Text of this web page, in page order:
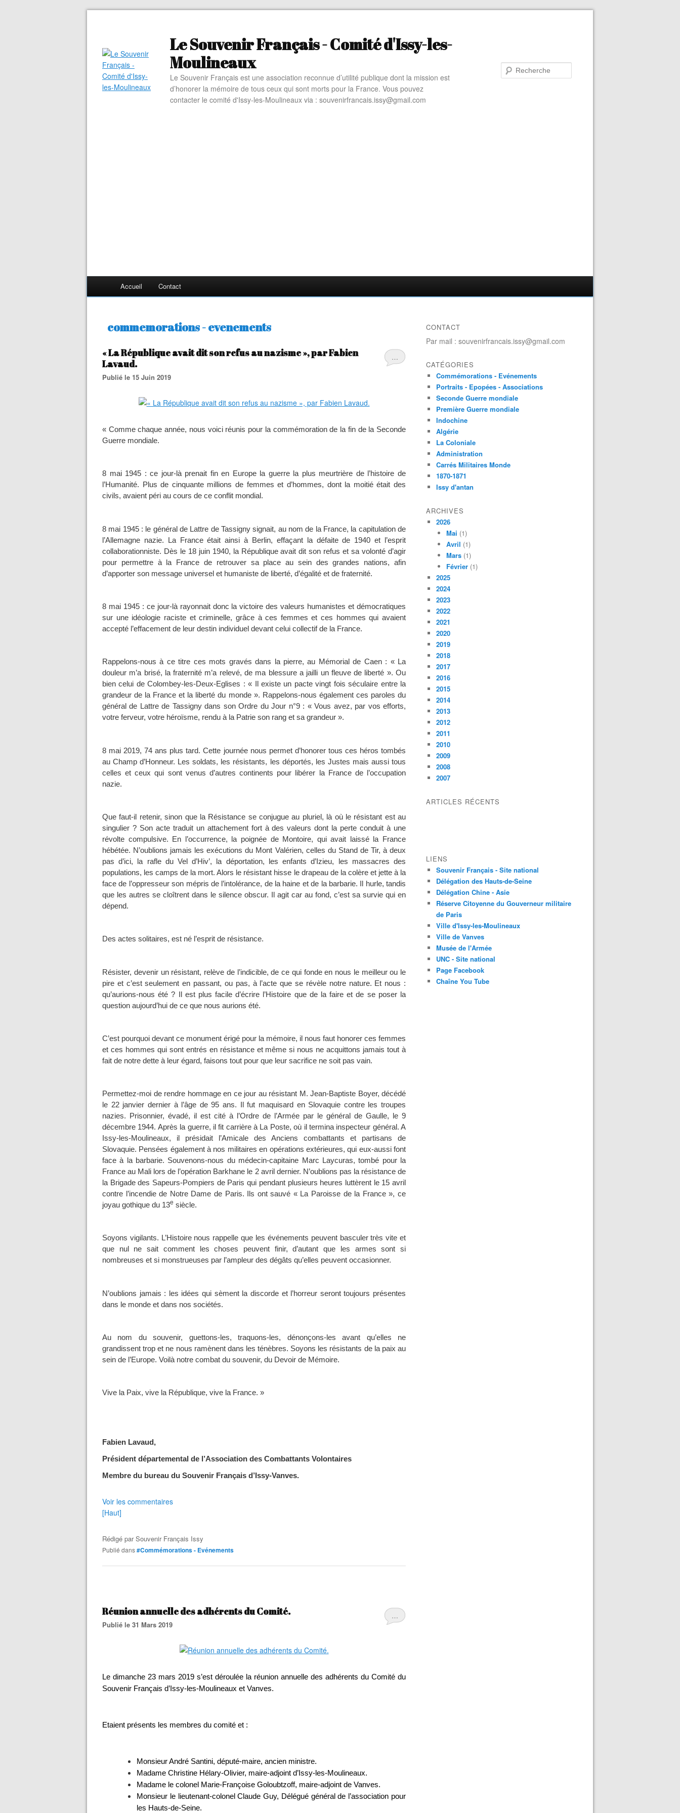
Le Souvenir Français - Comité d'Issy-les-
Moulineaux
Le Souvenir Français est une association reconnue d’utilité publique dont la mission est
d’honorer la mémoire de tous ceux qui sont morts pour la France. Vous pouvez
contacter le comité d'Issy-les-Moulineaux via : souvenirfrancais.issy@gmail.com
Accueil Contact
commemorations - evenements
…
« La République avait dit son refus au nazisme », par Fabien
Lavaud.
Publié le 15 Juin 2019
« Comme chaque année, nous voici réunis pour la commémoration de la fin de la Seconde
Guerre mondiale.
8 mai 1945 : ce jour-là prenait fin en Europe la guerre la plus meurtrière de l’histoire de
l’Humanité. Plus de cinquante millions de femmes et d’hommes, dont la moitié était des
civils, avaient péri au cours de ce conflit mondial.
8 mai 1945 : le général de Lattre de Tassigny signait, au nom de la France, la capitulation de
l’Allemagne nazie. La France était ainsi à Berlin, effaçant la défaite de 1940 et l’esprit
collaborationniste. Dès le 18 juin 1940, la République avait dit son refus et sa volonté d’agir
pour permettre à la France de retrouver sa place au sein des grandes nations, afin
d’apporter son message universel et humaniste de liberté, d’égalité et de fraternité.
8 mai 1945 : ce jour-là rayonnait donc la victoire des valeurs humanistes et démocratiques
sur une idéologie raciste et criminelle, grâce à ces femmes et ces hommes qui avaient
accepté l’effacement de leur destin individuel devant celui collectif de la France.
Rappelons-nous à ce titre ces mots gravés dans la pierre, au Mémorial de Caen : « La
douleur m’a brisé, la fraternité m’a relevé, de ma blessure a jailli un fleuve de liberté ». Ou
bien celui de Colombey-les-Deux-Eglises : « Il existe un pacte vingt fois séculaire entre la
grandeur de la France et la liberté du monde ». Rappelons-nous également ces paroles du
général de Lattre de Tassigny dans son Ordre du Jour n°9 : « Vous avez, par vos efforts,
votre ferveur, votre héroïsme, rendu à la Patrie son rang et sa grandeur ».
8 mai 2019, 74 ans plus tard. Cette journée nous permet d’honorer tous ces héros tombés
au Champ d’Honneur. Les soldats, les résistants, les déportés, les Justes mais aussi tous
celles et ceux qui sont venus d’autres continents pour libérer la France de l’occupation
nazie.
Que faut-il retenir, sinon que la Résistance se conjugue au pluriel, là où le résistant est au
singulier ? Son acte traduit un attachement fort à des valeurs dont la perte conduit à une
révolte compulsive. En l’occurrence, la poignée de Montoire, qui avait laissé la France
hébétée. N’oublions jamais les exécutions du Mont Valérien, celles du Stand de Tir, à deux
pas d’ici, la rafle du Vel d’Hiv’, la déportation, les enfants d’Izieu, les massacres des
populations, les camps de la mort. Alors le résistant hisse le drapeau de la colère et jette à la
face de l’oppresseur son mépris de l’intolérance, de la haine et de la barbarie. Il hurle, tandis
que les autres se cloîtrent dans le silence obscur. Il agit car au fond, c’est sa survie qui en
dépend.
Des actes solitaires, est né l’esprit de résistance.
Résister, devenir un résistant, relève de l’indicible, de ce qui fonde en nous le meilleur ou le
pire et c’est seulement en passant, ou pas, à l’acte que se révèle notre nature. Et nous :
qu’aurions-nous été ? Il est plus facile d’écrire l’Histoire que de la faire et de se poser la
question aujourd’hui de ce que nous aurions été.
C’est pourquoi devant ce monument érigé pour la mémoire, il nous faut honorer ces femmes
et ces hommes qui sont entrés en résistance et même si nous ne acquittons jamais tout à
fait de notre dette à leur égard, faisons tout pour que leur sacrifice ne soit pas vain.
Permettez-moi de rendre hommage en ce jour au résistant M. Jean-Baptiste Boyer, décédé
le 22 janvier dernier à l’âge de 95 ans. Il fut maquisard en Slovaquie contre les troupes
nazies. Prisonnier, évadé, il est cité à l’Ordre de l’Armée par le général de Gaulle, le 9
décembre 1944. Après la guerre, il fit carrière à La Poste, où il termina inspecteur général. A
Issy-les-Moulineaux, il présidait l’Amicale des Anciens combattants et partisans de
Slovaquie. Pensées également à nos militaires en opérations extérieures, qui eux-aussi font
face à la barbarie. Souvenons-nous du médecin-capitaine Marc Laycuras, tombé pour la
France au Mali lors de l’opération Barkhane le 2 avril dernier. N’oublions pas la résistance de
la Brigade des Sapeurs-Pompiers de Paris qui pendant plusieurs heures luttèrent le 15 avril
contre l’incendie de Notre Dame de Paris. Ils ont sauvé « La Paroisse de la France », ce
joyau gothique du 13e siècle.
Soyons vigilants. L’Histoire nous rappelle que les événements peuvent basculer très vite et
que nul ne sait comment les choses peuvent finir, d’autant que les armes sont si
nombreuses et si monstrueuses par l’ampleur des dégâts qu’elles peuvent occasionner.
N’oublions jamais : les idées qui sèment la discorde et l’horreur seront toujours présentes
dans le monde et dans nos sociétés.
Au nom du souvenir, guettons-les, traquons-les, dénonçons-les avant qu’elles ne
grandissent trop et ne nous ramènent dans les ténèbres. Soyons les résistants de la paix au
sein de l’Europe. Voilà notre combat du souvenir, du Devoir de Mémoire.
Vive la Paix, vive la République, vive la France. »
Fabien Lavaud,
Président départemental de l’Association des Combattants Volontaires
Membre du bureau du Souvenir Français d’Issy-Vanves.
Voir les commentaires
[Haut]
Rédigé parSouvenir Français Issy
Publié dans#Commémorations - Evénements
…
Réunion annuelle des adhérents du Comité.
Publié le 31 Mars 2019
Le dimanche 23 mars 2019 s’est déroulée la réunion annuelle des adhérents du Comité du
Souvenir Français d’Issy-les-Moulineaux et Vanves.
Etaient présents les membres du comité et :
Monsieur André Santini, député-maire, ancien ministre.
Madame Christine Hélary-Olivier, maire-adjoint d’Issy-les-Moulineaux.
Madame le colonel Marie-Françoise Goloubtzoff, maire-adjoint de Vanves.
Monsieur le lieutenant-colonel Claude Guy, Délégué général de l’association pour
les Hauts-de-Seine.
CONTACT
Par mail : souvenirfrancais.issy@gmail.com
CATÉGORIES
Commémorations - Evénements
Portraits - Epopées - Associations
Seconde Guerre mondiale
Première Guerre mondiale
Indochine
Algérie
La Coloniale
Administration
Carrés Militaires Monde
1870-1871
Issy d'antan
ARCHIVES
2026
Mai (1)
Avril (1)
Mars (1)
Février (1)
2025
2024
2023
2022
2021
2020
2019
2018
2017
2016
2015
2014
2013
2012
2011
2010
2009
2008
2007
ARTICLES RÉCENTS
LIENS
Souvenir Français - Site national
Délégation des Hauts-de-Seine
Délégation Chine - Asie
Réserve Citoyenne du Gouverneur militaire
de Paris
Ville d'Issy-les-Moulineaux
Ville de Vanves
Musée de l'Armée
UNC - Site national
Page Facebook
Chaîne You Tube